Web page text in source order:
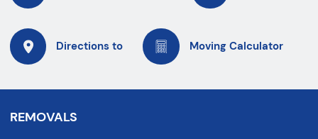
Directions to Moving Calculator
REMOVALS